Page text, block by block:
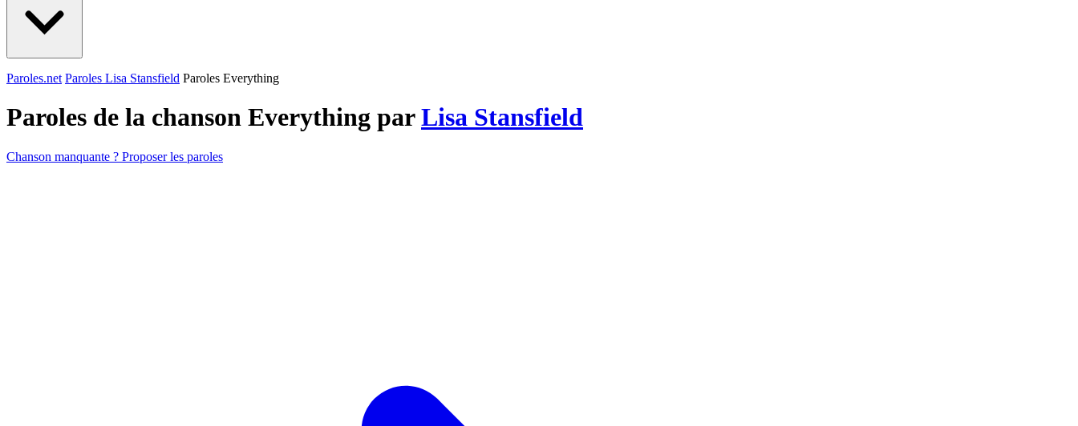
Paroles.net Paroles Lisa Stansfield Paroles Everything
Paroles de la chanson Everything parLisa Stansfield
Chanson manquante ? Proposer les paroles